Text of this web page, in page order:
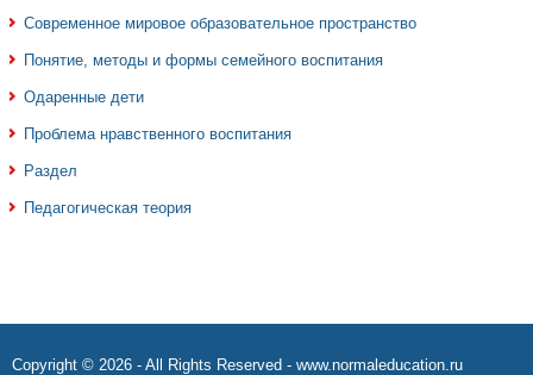
Современное мировое образовательное пространство
Понятие, методы и формы семейного воспитания
Одаренные дети
Проблема нравственного воспитания
Раздел
Педагогическая теория
Copyright © 2026 - All Rights Reserved - www.normaleducation.ru